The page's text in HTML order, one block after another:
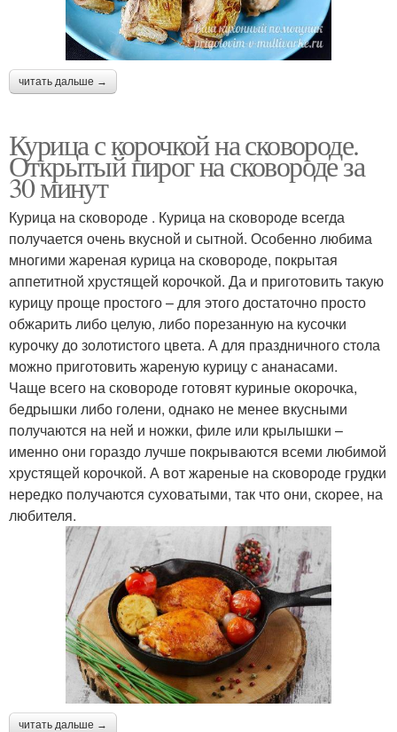
читать дальше →
Курица с корочкой на сковороде.
Открытый пирог на сковороде за
30 минут
Курица на сковороде . Курица на сковороде всегда
получается очень вкусной и сытной. Особенно любима
многими жареная курица на сковороде, покрытая
аппетитной хрустящей корочкой. Да и приготовить такую
курицу проще простого – для этого достаточно просто
обжарить либо целую, либо порезанную на кусочки
курочку до золотистого цвета. А для праздничного стола
можно приготовить жареную курицу с ананасами.
Чаще всего на сковороде готовят куриные окорочка,
бедрышки либо голени, однако не менее вкусными
получаются на ней и ножки, филе или крылышки –
именно они гораздо лучше покрываются всеми любимой
хрустящей корочкой. А вот жареные на сковороде грудки
нередко получаются суховатыми, так что они, скорее, на
любителя.
читать дальше →